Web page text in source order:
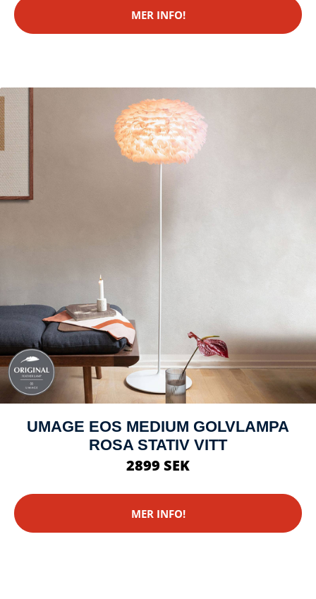
MER INFO!
UMAGE EOS MEDIUM GOLVLAMPA
ROSA STATIV VITT
2899 SEK
MER INFO!